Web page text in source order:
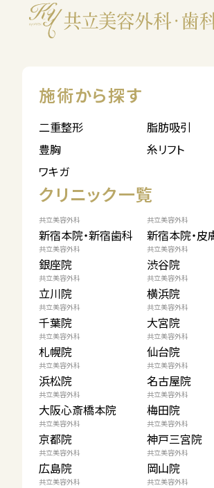
施術から探す
二重整形
脂肪吸引
豊胸
糸リフト
ワキガ
クリニック一覧
共立美容外科
新宿本院・新宿歯科
共立美容外科
新宿本院・皮
共立美容外科
銀座院
共立美容外科
渋谷院
共立美容外科
立川院
共立美容外科
横浜院
共立美容外科
千葉院
共立美容外科
大宮院
共立美容外科
札幌院
共立美容外科
仙台院
共立美容外科
浜松院
共立美容外科
名古屋院
共立美容外科
大阪心斎橋本院
共立美容外科
梅田院
共立美容外科
京都院
共立美容外科
神戸三宮院
共立美容外科
広島院
共立美容外科
岡山院
共立美容外科 共立美容外科